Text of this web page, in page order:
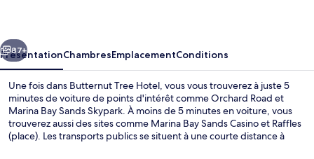
Suivant
87+
PrésentationChambresEmplacementConditions
Une fois dans Butternut Tree Hotel, vous vous trouverez à juste 5
minutes de voiture de points d'intérêt comme Orchard Road et
Marina Bay Sands Skypark. À moins de 5 minutes en voiture, vous
trouverez aussi des sites comme Marina Bay Sands Casino et Raffles
(place). Les transports publics se situent à une courte distance à